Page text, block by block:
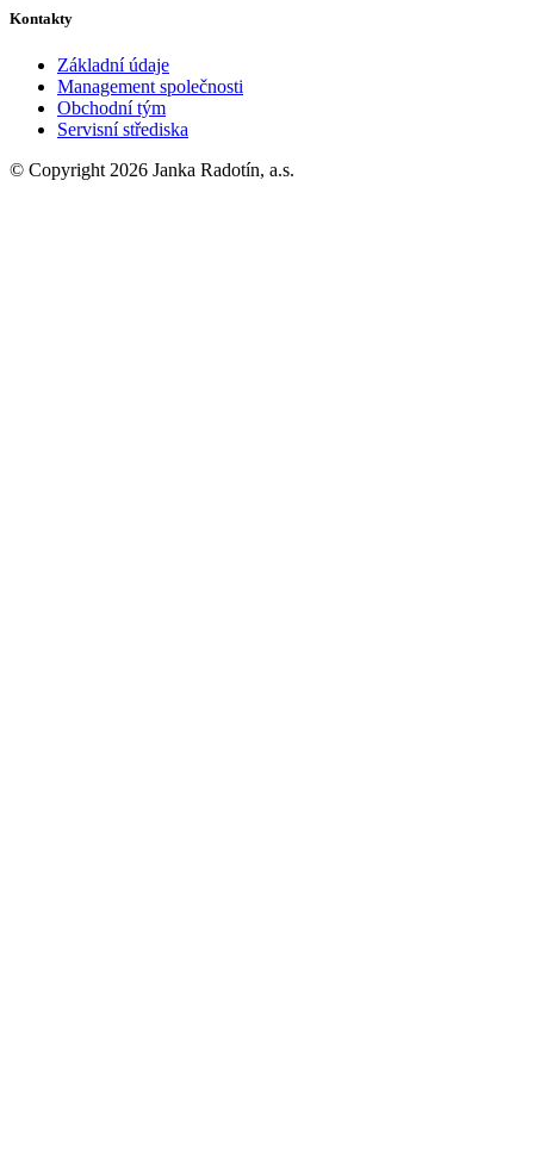
Kontakty
Základní údaje
Management společnosti
Obchodní tým
Servisní střediska
© Copyright 2026 Janka Radotín, a.s.